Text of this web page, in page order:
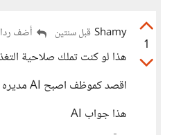
1
Shamy قبل سنتين أضف ردا
هذا لو كنت تملك صلاحية
اقصد كموظف اصبح AI مديره ...
هذا جواب AI